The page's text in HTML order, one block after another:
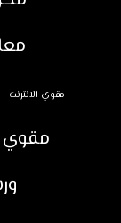
مقوي الانترنت
مقوي